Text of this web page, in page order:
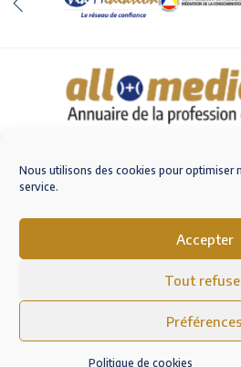
Nous utilisons des cookies pour optimiser
service.
Accepter
Tout
Préférences
Politique de cookies
M'inscrire sur
Mentions
Conditions
Politique de